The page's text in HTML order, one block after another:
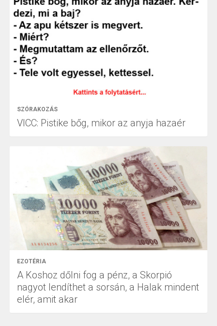
SZÓRAKOZÁS
VICC: Pistike bőg, mikor az anyja hazaér
EZOTÉRIA
A Koshoz dőlni fog a pénz, a Skorpió
nagyot lendíthet a sorsán, a Halak mindent
elér, amit akar